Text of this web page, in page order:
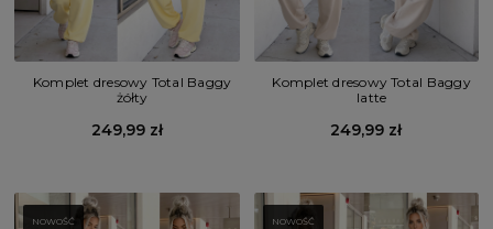
Komplet dresowy Total Baggy
żółty
249,99 zł
Komplet dresowy Total Baggy
latte
249,99 zł
NOWOŚĆ NOWOŚĆ